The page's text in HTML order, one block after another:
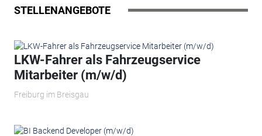
STELLENANGEBOTE
LKW-Fahrer als Fahrzeugservice
Mitarbeiter (m/w/d)
Freiburg im Breisgau